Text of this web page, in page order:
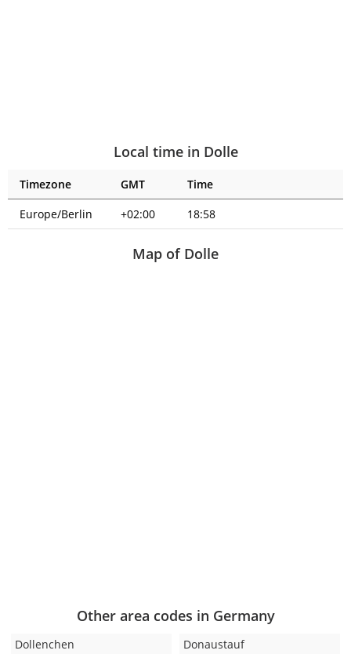
Local time in Dolle
Timezone GMT
Time
Europe/Berlin
+02:00 18:58
Map of Dolle
Other area codes in Germany
Dollenchen Donaustauf